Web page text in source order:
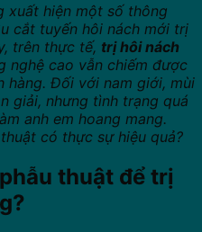
xuất hiện một số thông
cắt tuyến hôi nách mới trị
trên thực tế, trị hôi nách
nghệ cao vẫn chiếm được
hàng. Đối với nam giới, mùi
giải, nhưng tình trạng quá
anh em hoang mang.
có thực sự hiệu quả?
thuật để trị